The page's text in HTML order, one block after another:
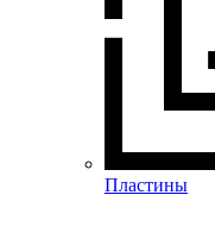
Пластины